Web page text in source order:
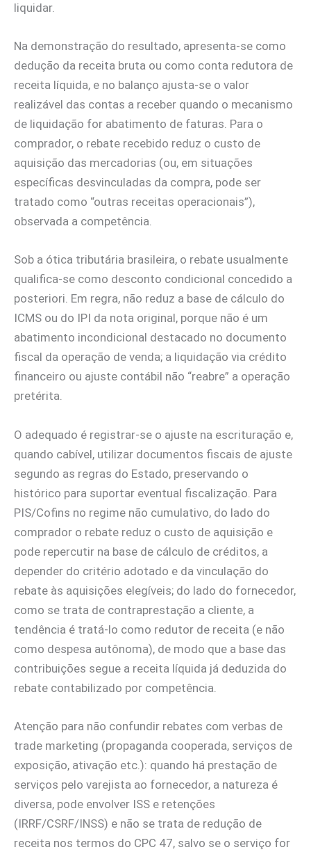
liquidar.
Na demonstração do resultado, apresenta‑se como
dedução da receita bruta ou como conta redutora de
receita líquida, e no balanço ajusta‑se o valor
realizável das contas a receber quando o mecanismo
de liquidação for abatimento de faturas. Para o
comprador, o rebate recebido reduz o custo de
aquisição das mercadorias (ou, em situações
específicas desvinculadas da compra, pode ser
tratado como “outras receitas operacionais”),
observada a competência.
Sob a ótica tributária brasileira, o rebate usualmente
qualifica‑se como desconto condicional concedido a
posteriori. Em regra, não reduz a base de cálculo do
ICMS ou do IPI da nota original, porque não é um
abatimento incondicional destacado no documento
fiscal da operação de venda; a liquidação via crédito
financeiro ou ajuste contábil não “reabre” a operação
pretérita.
O adequado é registrar‑se o ajuste na escrituração e,
quando cabível, utilizar documentos fiscais de ajuste
segundo as regras do Estado, preservando o
histórico para suportar eventual fiscalização. Para
PIS/Cofins no regime não cumulativo, do lado do
comprador o rebate reduz o custo de aquisição e
pode repercutir na base de cálculo de créditos, a
depender do critério adotado e da vinculação do
rebate às aquisições elegíveis; do lado do fornecedor,
como se trata de contraprestação a cliente, a
tendência é tratá‑lo como redutor de receita (e não
como despesa autônoma), de modo que a base das
contribuições segue a receita líquida já deduzida do
rebate contabilizado por competência.
Atenção para não confundir rebates com verbas de
trade marketing (propaganda cooperada, serviços de
exposição, ativação etc.): quando há prestação de
serviços pelo varejista ao fornecedor, a natureza é
diversa, pode envolver ISS e retenções
(IRRF/CSRF/INSS) e não se trata de redução de
receita nos termos do CPC 47, salvo se o serviço for